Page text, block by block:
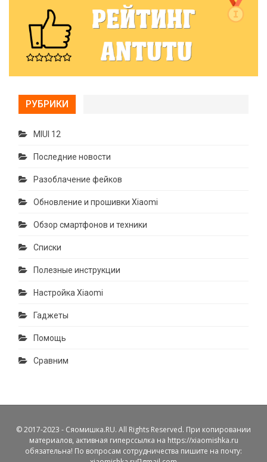
РУБРИКИ
MIUI 12
Последние новости
Разоблачение фейков
Обновление и прошивки Xiaomi
Обзор смартфонов и техники
Списки
Полезные инструкции
Настройка Xiaomi
Гаджеты
Помощь
Сравним
© 2017-2023 - Сяомишка.RU. All Rights Reserved. При копировании
материалов, активная гиперссылка на https://xiaomishka.ru
обязательна! По вопросам сотрудничества пишите на почту: